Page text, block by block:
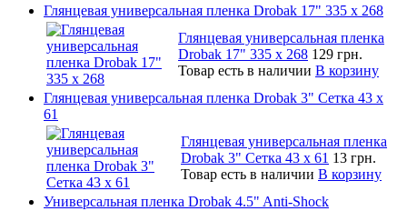
Глянцевая универсальная пленка Drobak 17" 335 х 268
Глянцевая универсальная пленка
Drobak 17" 335 х 268 129 грн.
Товар есть в наличии В корзину
Глянцевая универсальная пленка Drobak 3" Сетка 43 x
61
Глянцевая универсальная пленка
Drobak 3" Сетка 43 x 61 13 грн.
Товар есть в наличии В корзину
Универсальная пленка Drobak 4.5" Anti-Shock